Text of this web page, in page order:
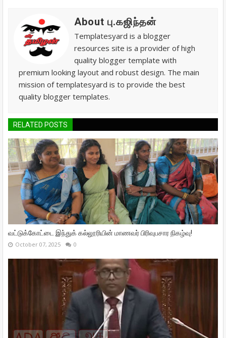
About பு.கஜிந்தன்
Templatesyard is a blogger
resources site is a provider of high
quality blogger template with
premium looking layout and robust design. The main
mission of templatesyard is to provide the best
quality blogger templates.
RELATED POSTS
வட்டுக்கோட்டை இந்துக் கல்லூரியின் மாணவர் பிரிவுபசார நிகழ்வு!
October 07, 2025 0